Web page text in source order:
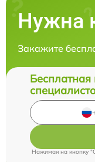
Нужна
Закажите
Бесплатная
Нажимая на кнопку